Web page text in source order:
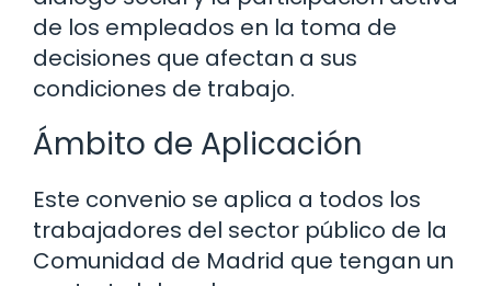
de los empleados en la toma de
decisiones que afectan a sus
condiciones de trabajo.
Ámbito de Aplicación
Este convenio se aplica a todos los
trabajadores del sector público de la
Comunidad de Madrid que tengan un